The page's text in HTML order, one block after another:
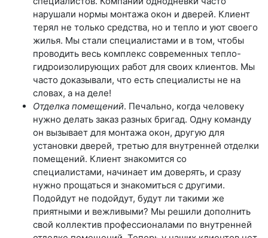
нарушали нормы монтажа окон и дверей. Клиент
терял не только средства, но и тепло и уют своего
жилья. Мы стали специалистами и в том, чтобы
проводить весь комплекс современных тепло-
гидроизолирующих работ для своих клиентов. Мы
часто доказывали, что есть специалисты не на
словах, а на деле!
Отделка помещений. Печально, когда человеку
нужно делать заказ разных бригад. Одну команду
он вызывает для монтажа окон, другую для
установки дверей, третью для внутренней отделки
помещений. Клиент знакомится со
специалистами, начинает им доверять, и сразу
нужно прощаться и знакомиться с другими.
Подойдут не подойдут, будут ли такими же
приятными и вежливыми? Мы решили дополнить
свой коллектив профессионалами по внутренней